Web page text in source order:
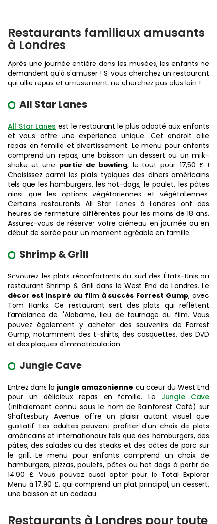
Restaurants familiaux amusants
à Londres
Après une journée entière dans les musées, les enfants ne
demandent qu'à s'amuser ! Si vous cherchez un restaurant
qui allie repas et amusement, ne cherchez pas plus loin !
All Star Lanes
All Star Lanes est le restaurant le plus adapté aux enfants
et vous offre une expérience unique. Cet endroit allie
repas en famille et divertissement. Le menu pour enfants
comprend un repas, une boisson, un dessert ou un milk-
shake et une partie de bowling, le tout pour 17,50 £ !
Choisissez parmi les plats typiques des diners américains
tels que les hamburgers, les hot-dogs, le poulet, les pâtes
ainsi que les options végétariennes et végétaliennes.
Certains restaurants All Star Lanes à Londres ont des
heures de fermeture différentes pour les moins de 18 ans.
Assurez-vous de réserver votre créneau en journée ou en
début de soirée pour un moment agréable en famille.
Shrimp & Grill
Savourez les plats réconfortants du sud des États-Unis au
restaurant Shrimp & Grill dans le West End de Londres. Le
décor est inspiré du film à succès Forrest Gump, avec
Tom Hanks. Ce restaurant sert des plats qui reflètent
l’ambiance de l'Alabama, lieu de tournage du film. Vous
pouvez également y acheter des souvenirs de Forrest
Gump, notamment des t-shirts, des casquettes, des DVD
et des plaques d'immatriculation.
Jungle Cave
Entrez dans la jungle amazonienne au cœur du West End
pour un délicieux repas en famille. Le Jungle Cave
(initialement connu sous le nom de Rainforest Café) sur
Shaftesbury Avenue offre un plaisir autant visuel que
gustatif. Les adultes peuvent profiter d'un choix de plats
américains et internationaux tels que des hamburgers, des
pâtes, des salades ou des steaks et des côtes de porc sur
le grill. Le menu pour enfants comprend un choix de
hamburgers, pizzas, poulets, pâtes ou hot dogs à partir de
14,90 £. Vous pouvez aussi opter pour le Total Explorer
Menu à 17,90 £, qui comprend un plat principal, un dessert,
une boisson et un cadeau.
Restaurants à Londres pour toute